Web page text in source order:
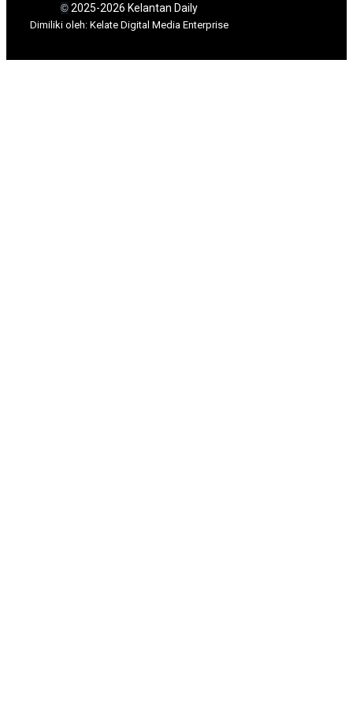
©2025-2026 Kelantan Daily
Dimiliki oleh: Kelate Digital Media Enterprise